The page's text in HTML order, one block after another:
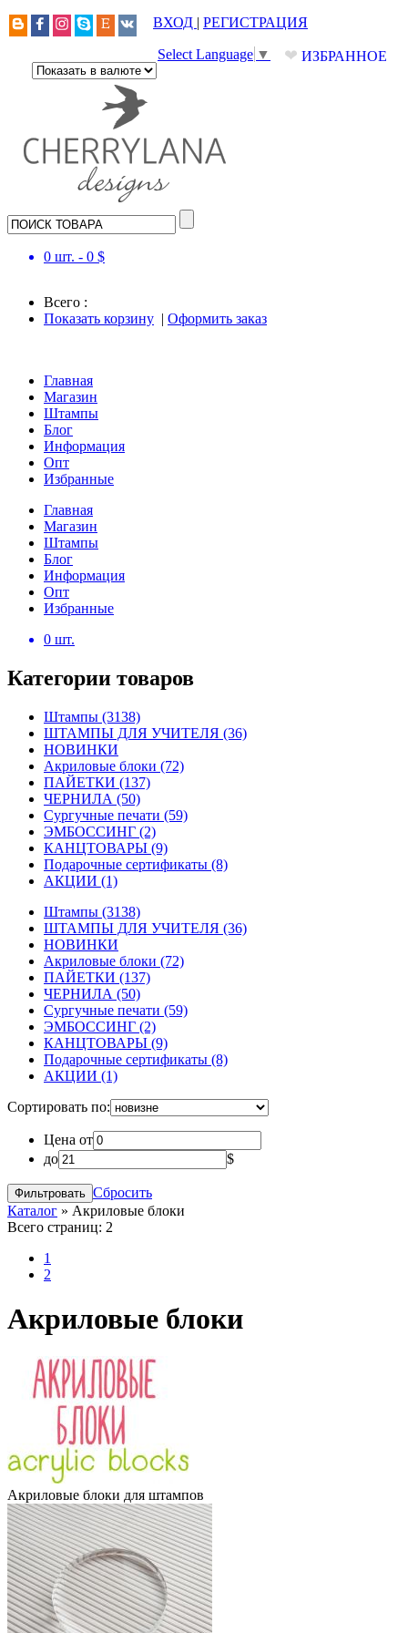
ВХОД | РЕГИСТРАЦИЯ
❤ ИЗБРАННОЕ
Select Language ▼
0 шт. - 0 $
Всего :
Показать корзину | Оформить заказ
Главная
Магазин
Штампы
Блог
Информация
Опт
Избранные
Главная
Магазин
Штампы
Блог
Информация
Опт
Избранные
0 шт.
Категории товаров
Штампы (3138)
ШТАМПЫ ДЛЯ УЧИТЕЛЯ (36)
НОВИНКИ
Акриловые блоки (72)
ПАЙЕТКИ (137)
ЧЕРНИЛА (50)
Сургучные печати (59)
ЭМБОССИНГ (2)
КАНЦТОВАРЫ (9)
Подарочные сертификаты (8)
АКЦИИ (1)
Штампы (3138)
ШТАМПЫ ДЛЯ УЧИТЕЛЯ (36)
НОВИНКИ
Акриловые блоки (72)
ПАЙЕТКИ (137)
ЧЕРНИЛА (50)
Сургучные печати (59)
ЭМБОССИНГ (2)
КАНЦТОВАРЫ (9)
Подарочные сертификаты (8)
АКЦИИ (1)
Сортировать по:
Цена от
до
$
Сбросить
Каталог » Акриловые блоки
Всего страниц: 2
1
2
Акриловые блоки
Акриловые блоки для штампов